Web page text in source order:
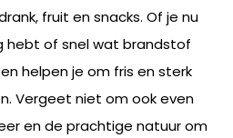
fruit en snacks. Of je nu
hebt of snel wat brandstof
helpen je om fris en sterk
Vergeet niet om ook even
en de prachtige natuur om